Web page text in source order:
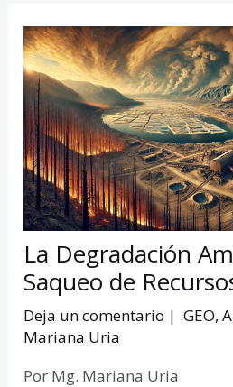
La Degradación
Saqueo de
Deja un comentario | .GEO,
Mariana Uria
Por Mg. Mariana Uria